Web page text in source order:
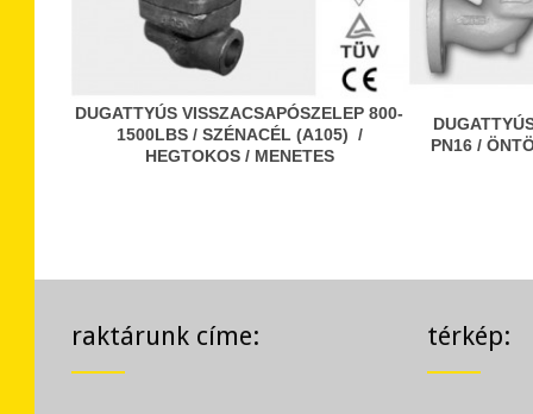
DUGATTYÚS VISSZACSAPÓSZELEP 800-
1500LBS / SZÉNACÉL (A105) /
HEGTOKOS / MENETES
PN16 /
raktárunk címe: térkép: